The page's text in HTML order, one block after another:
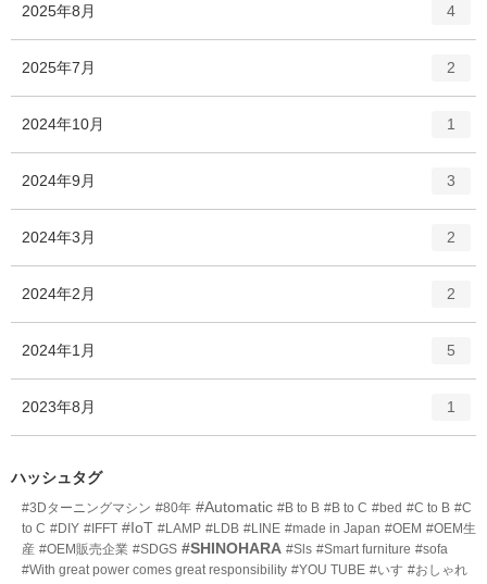
ー
2025年8月
ー
数
4
2025年7月
リ
ー
2
2024年10月
ー
1
2024年9月
ー
3
2024年3月
ー
2
2024年2月
ー
2
2024年1月
ー
5
2023年8月
リ
数
1
ハッシュタグ
#3Dターニングマシン #80年 #Automatic #B to B #B to C #bed #C to B #C
to C #DIY #IFFT #IoT #LAMP #LDB #LINE #made in Japan #OEM #OEM生
産 #OEM販売企業 #SDGS #SHINOHARA #Sls #Smart furniture #sofa
#With great power comes great responsibility #YOU TUBE #いす #おしゃれ